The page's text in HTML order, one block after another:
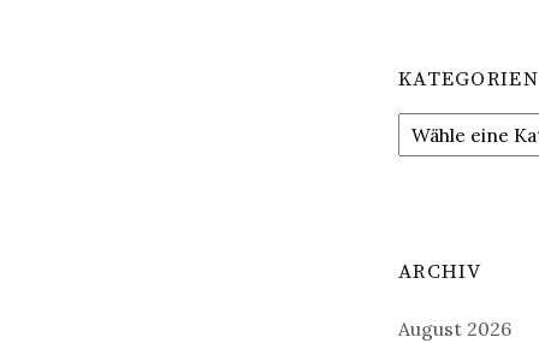
KATEGORIEN
ARCHIV
August 2026